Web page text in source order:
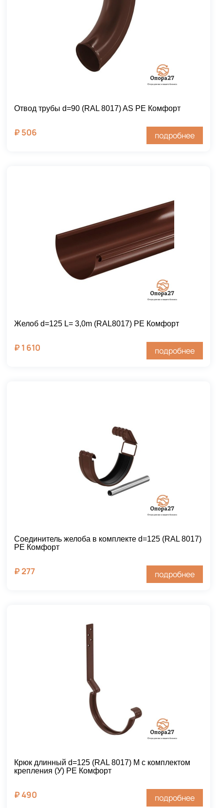
Отвод трубы d=90 (RAL 8017) AS PE Комфорт
₽ 506 подробнее
Желоб d=125 L= 3,0m (RAL8017) PE Комфорт
₽ 1 610 подробнее
Соединитель желоба в комплекте d=125 (RAL 8017)
PE Комфорт
₽277 подробнее
Крюк длинный d=125 (RAL 8017) М с комплектом
крепления (У) PE Комфорт
₽490 подробнее